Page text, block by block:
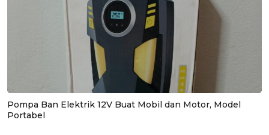
Pompa Ban Elektrik 12V Buat Mobil dan Motor, Model
Portabel